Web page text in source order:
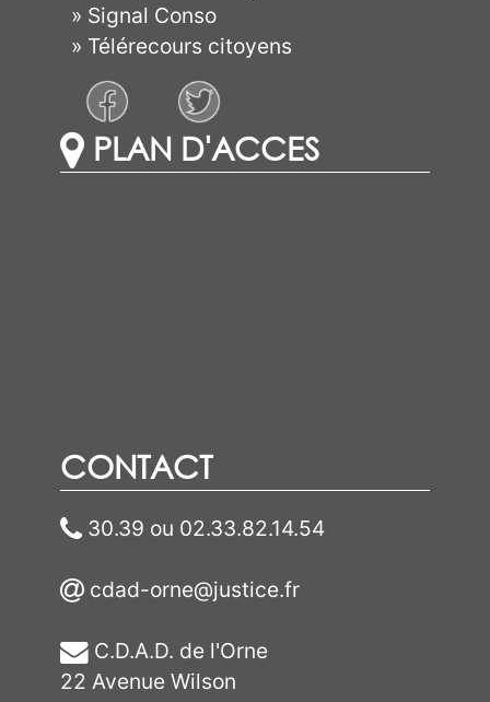
» Signal Conso
» Télérecours citoyens
PLAN D'ACCES
CONTACT
30.39 ou 02.33.82.14.54
cdad-orne@justice.fr
C.D.A.D. de l'Orne
22 Avenue Wilson